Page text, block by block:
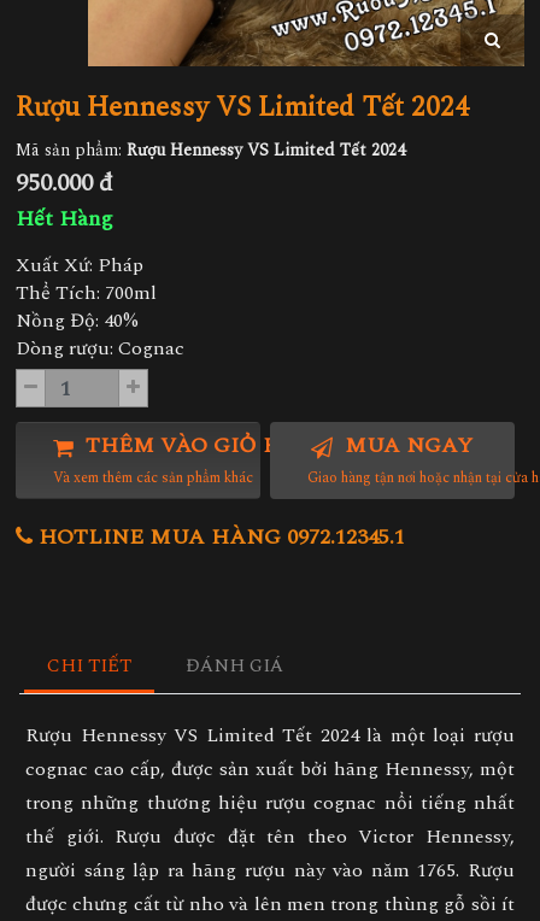
Rượu Hennessy VS Limited Tết 2024
Mã sản phẩm: Rượu Hennessy VS Limited Tết 2024
950.000 đ
Hết Hàng
Xuất Xứ: Pháp
Thể Tích: 700ml
Nồng Độ: 40%
Dòng rượu: Cognac
THÊM VÀO GIỎ HÀNG
Và xem thêm các sản phẩm khác
MUA NGAY
Giao hàng tận nơi hoặc nhận tại cửa
HOTLINE MUA HÀNG 0972.12345.1
CHI TIẾT ĐÁNH GIÁ
Rượu Hennessy VS Limited Tết 2024 là một loại rượu
cognac cao cấp, được sản xuất bởi hãng Hennessy, một
trong những thương hiệu rượu cognac nổi tiếng nhất
thế giới. Rượu được đặt tên theo Victor Hennessy,
người sáng lập ra hãng rượu này vào năm 1765. Rượu
được chưng cất từ nho và lên men trong thùng gỗ sồi ít